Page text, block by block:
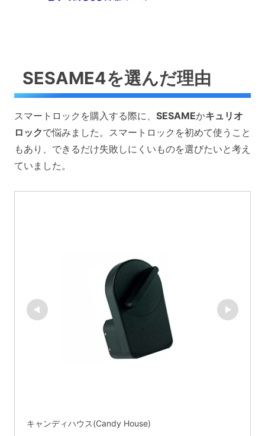
SESAME4を選んだ理由
スマートロックを購入する際に、 SESAMEかキュリオ
ロックで悩みました。スマートロックを初めて使うこと
もあり、できるだけ失敗しにくいものを選びたいと考え
ていました。
キャンディハウス(Candy House)